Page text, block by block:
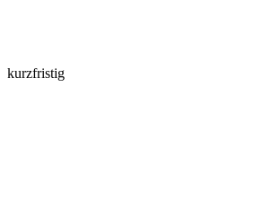
kurzfristig